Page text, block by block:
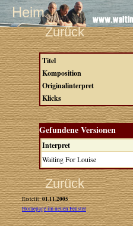
Heim
Zurück
Titel
Komposition
Originalinterpret
Klicks
Gefundene Versionen
Interpret
Waiting For Louise
Zurück
Erstellt:01.11.2005
Homepage im neuen Fenster